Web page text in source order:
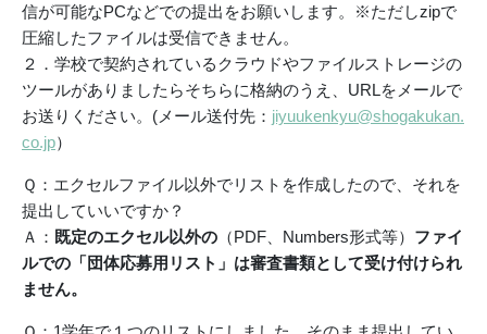
信が可能なPCなどでの提出をお願いします。※ただしzipで
圧縮したファイルは受信できません。
２．学校で契約されているクラウドやファイルストレージの
ツールがありましたらそちらに格納のうえ、URLをメールで
お送りください。(メール送付先： jiyuukenkyu@shogakukan.
co.jp）
Ｑ：エクセルファイル以外でリストを作成したので、それを
提出していいですか？
Ａ： 既定のエクセル以外の （PDF、Numbers形式等） ファイ
ルでの「団体応募用リスト」は審査書類として受け付けられ
ません。